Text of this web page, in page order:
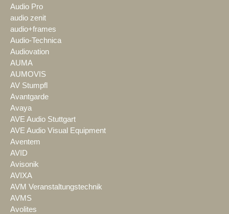
Audio Pro
audio zenit
audio+frames
Audio-Technica
Audiovation
AUMA
AUMOVIS
AV Stumpfl
Avantgarde
Avaya
AVE Audio Stuttgart
AVE Audio Visual Equipment
Aventem
AVID
Avisonik
AVIXA
AVM Veranstaltungstechnik
AVMS
Avolites